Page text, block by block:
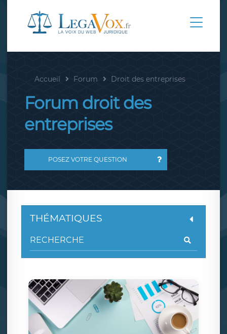
Accueil Forum Droit des entreprises
Forum droit des
entreprises
POSEZ VOTRE QUESTION
THÉMATIQUES